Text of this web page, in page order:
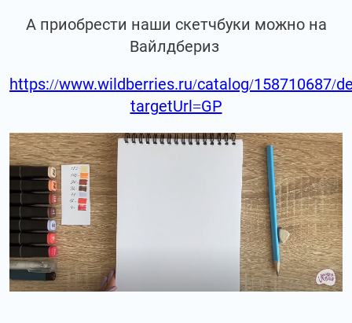
А приобрести наши скетчбуки можно на
Вайлдбериз
https://www.wildberries.ru/catalog/158710687/
targetUrl=GP